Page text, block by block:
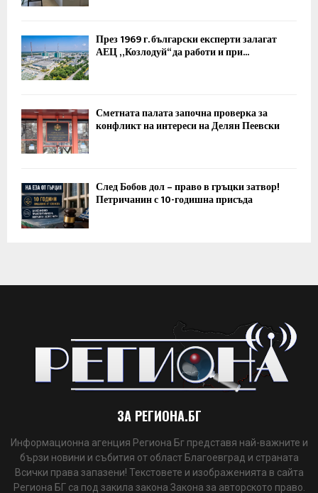
През 1969 г. български експерти залагат
АЕЦ „Козлодуй“ да работи и при...
Сметната палата започна проверка за
конфликт на интереси на Делян Пеевски
След Бобов дол – право в гръцки затвор!
Петричанин с 10-годишна присъда
ЗА РЕГИОНА.БГ
Информационна агенция Региона Бг представя най-важните и
бързи новини и събития от област Благоевград и страната
Всички права запазени! Текстовете и изображенията в сайта
Региона БГ са под закила закона Закона за авторското право.